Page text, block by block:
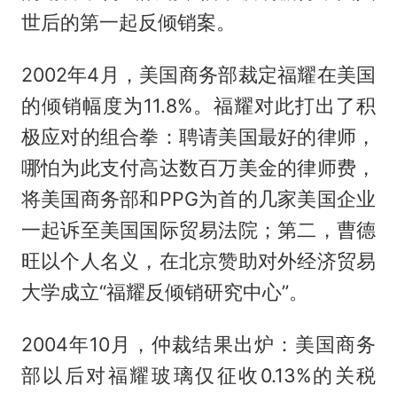
世后的第一起反倾销案。
2002年4月，美国商务部裁定福耀在美国
的倾销幅度为11.8%。福耀对此打出了积
极应对的组合拳：聘请美国最好的律师，
哪怕为此支付高达数百万美金的律师费，
将美国商务部和PPG为首的几家美国企业
一起诉至美国国际贸易法院；第二，曹德
旺以个人名义，在北京赞助对外经济贸易
大学成立“福耀反倾销研究中心”。
2004年10月，仲裁结果出炉：美国商务
部以后对福耀玻璃仅征收0.13%的关税